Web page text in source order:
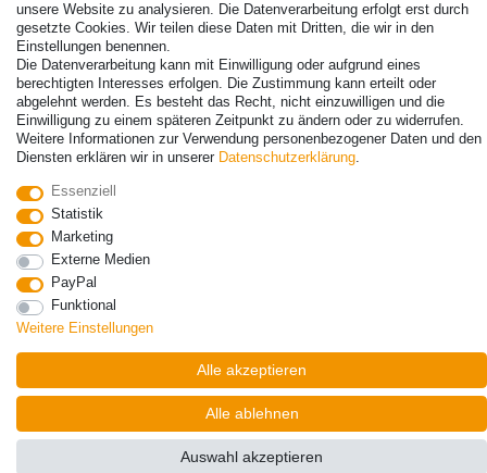
© Copyright 2026 | Alle Rechte vorbehalten. - Alle Rechte vorbehalten.
Preisangaben inkl. gesetzl. 19% MwSt. | Grundpreise siehe Artikeldetail | *Gilt für
Vertrag widerrufen
unsere Website zu analysieren. Die Datenverarbeitung erfolgt erst durch
gesetzte Cookies. Wir teilen diese Daten mit Dritten, die wir in den
Einstellungen benennen.
Die Datenverarbeitung kann mit Einwilligung oder aufgrund eines
berechtigten Interesses erfolgen. Die Zustimmung kann erteilt oder
abgelehnt werden. Es besteht das Recht, nicht einzuwilligen und die
Einwilligung zu einem späteren Zeitpunkt zu ändern oder zu widerrufen.
Weitere Informationen zur Verwendung personenbezogener Daten und den
Diensten erklären wir in unserer Daten­schutz­erklärung.
Essenziell
Statistik
Marketing
Externe Medien
PayPal
Funktional
Weitere Einstellungen
Alle akzeptieren
Alle ablehnen
Auswahl akzeptieren